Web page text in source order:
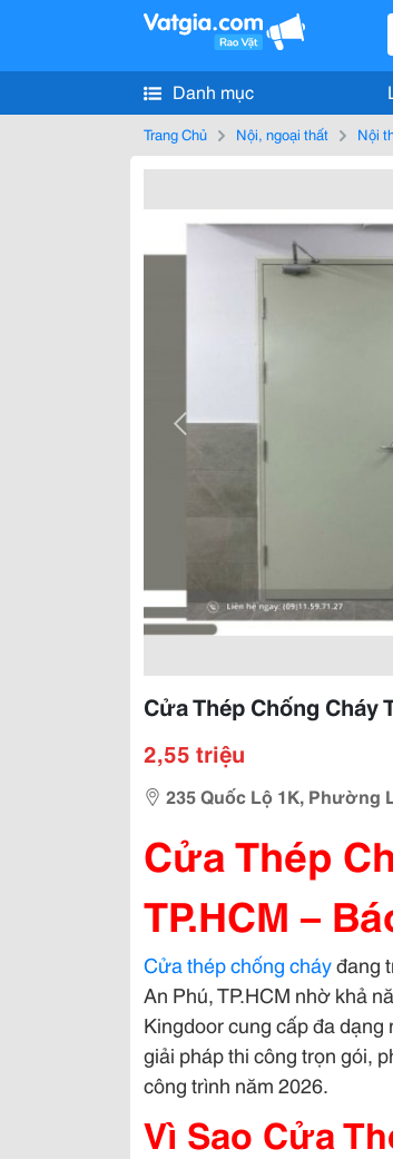
Danh mục
Trang Chủ Nội, ngoại thất Nội
Cửa Thép Chống Cháy
2,55 triệu
235 Quốc Lộ 1K, Phường
Cửa Thép
TP.HCM –
Cửa thép chống cháyđang
An Phú, TP.HCM nhờ khả
Kingdoor cung cấp đa
giải pháp thi công trọn gói,
công trình năm 2026.
Vì Sao Cửa